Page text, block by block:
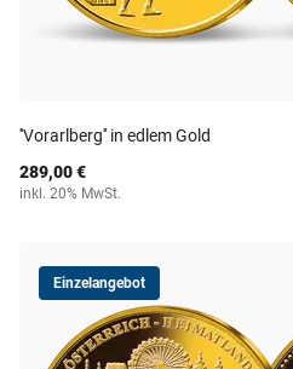
''Vorarlberg'' in edlem Gold
289,00 €
inkl. 20% MwSt.
Einzelangebot